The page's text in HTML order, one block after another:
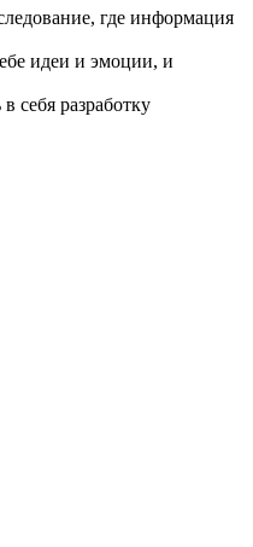
где информация
идеи и эмоции, и
себя разработку